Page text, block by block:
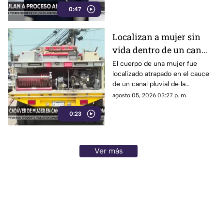
0:47
0:23
Localizan a mujer sin
vida dentro de un canal
pluvial en San Pedro
Tlaquepaque
El cuerpo de una mujer fue
localizado atrapado en el cauce
de un canal pluvial de la
colonia Ojo de Agua, en
agosto 05, 2026 03:27 p. m.
Ver más